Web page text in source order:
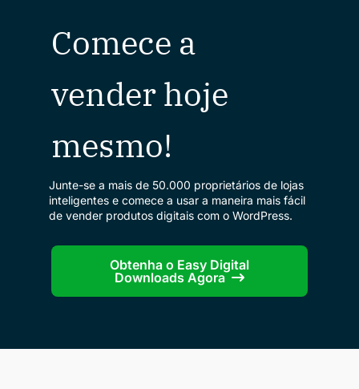
Comece a
vender hoje
mesmo!
Junte-se a mais de 50.000 proprietários de lojas
inteligentes e comece a usar a maneira mais fácil
de vender produtos digitais com o WordPress.
Obtenha o Easy Digital
Downloads Agora